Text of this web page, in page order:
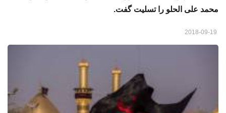
محمد علی الحلو را تسلیت گفت.